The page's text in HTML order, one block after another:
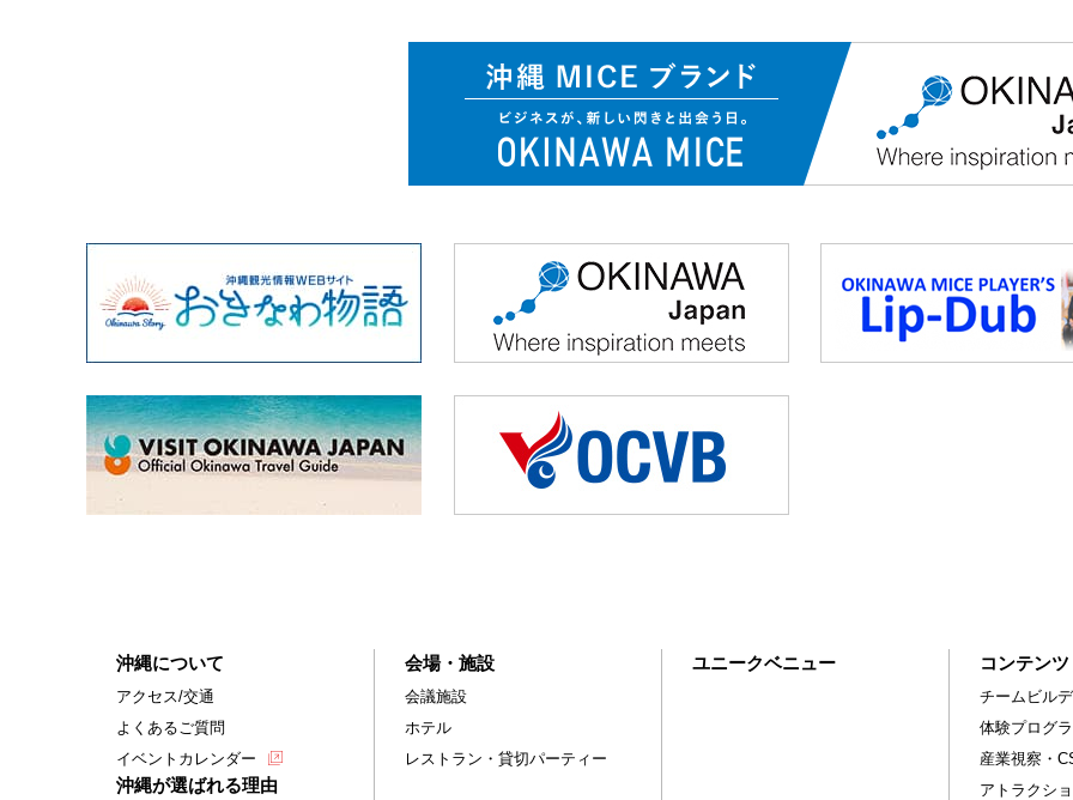
沖縄について
アクセス/交通
よくあるご質問
イベントカレンダー
沖縄が選ばれる理由
会場・施設
会議施設
ホテル
レストラン・貸切パーティー
ユニークベニュー コンテンツ
チームビル
体験プログ
産業視察・
アトラクシ